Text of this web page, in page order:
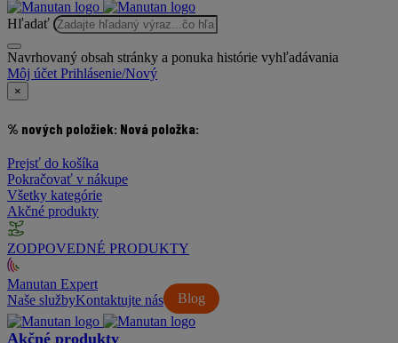
Hľadať
Navrhovaný obsah stránky a ponuka histórie vyhľadávania
Môj účet Prihlásenie/Nový
×
% nových položiek: Nová položka:
Prejsť do košíka
Pokračovať v nákupe
Všetky kategórie
Akčné produkty
ZODPOVEDNÉ PRODUKTY
Manutan Expert
Naše služby
Blog
Kontaktujte nás
Akčné produkty